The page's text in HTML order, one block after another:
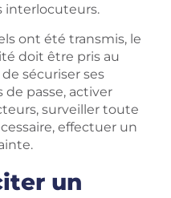
interlocuteurs.
ont été transmis, le
doit être pris au
sécuriser ses
passe, activer
surveiller toute
effectuer un
un